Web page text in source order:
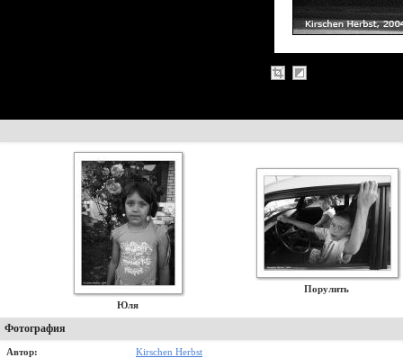
Юля
Порулить
Фотография
Автор: Kirschen Herbst